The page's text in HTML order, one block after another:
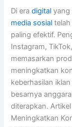
Di eradigital yang
media sosial
paling efektif.
Instagram,
memasarkan
meningkatkan
keberhasilan
besarnya
diterapkan.
Meningkatkan